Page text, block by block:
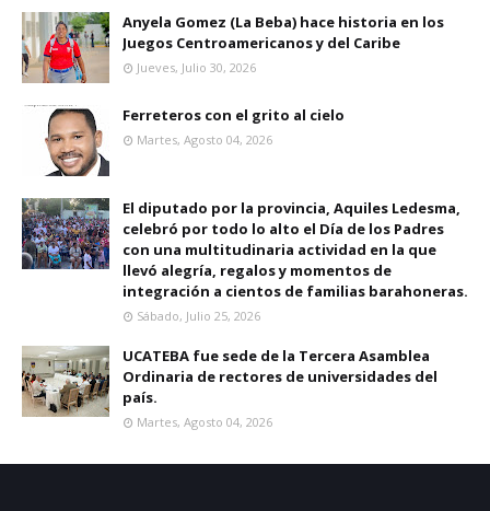
Anyela Gomez (La Beba) hace historia en los
Juegos Centroamericanos y del Caribe
Jueves, Julio 30, 2026
Ferreteros con el grito al cielo
Martes, Agosto 04, 2026
El diputado por la provincia, Aquiles Ledesma,
celebró por todo lo alto el Día de los Padres
con una multitudinaria actividad en la que
llevó alegría, regalos y momentos de
integración a cientos de familias barahoneras.
Sábado, Julio 25, 2026
UCATEBA fue sede de la Tercera Asamblea
Ordinaria de rectores de universidades del
país.
Martes, Agosto 04, 2026